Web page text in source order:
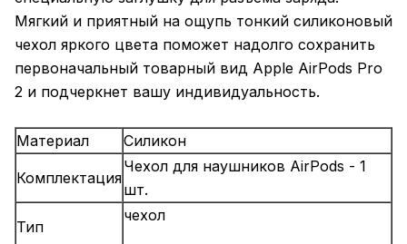
Мягкий и приятный на ощупь тонкий силиконовый
чехол яркого цвета поможет надолго сохранить
первоначальный товарный вид Apple AirPods Pro
2 и подчеркнет вашу индивидуальность.
Материал Силикон
Комплектация
Чехол для наушников AirPods - 1
шт.
Тип
чехол